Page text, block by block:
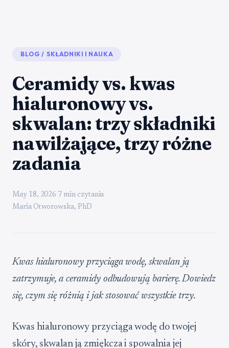
BLOG / SKŁADNIKI I NAUKA
Ceramidy vs. kwas
hialuronowy vs.
skwalan: trzy składniki
nawilżające, trzy różne
zadania
May 18, 2026· 7 min czytania
Maria Otworowska, PhD
Kwas hialuronowy przyciąga wodę, skwalan ją
zatrzymuje, a ceramidy odbudowują barierę. Dowiedz
się, czym się różnią i jak stosować wszystkie trzy.
Kwas hialuronowy przyciąga wodę do twojej
skóry, skwalan ją zmiękcza i spowalnia jej